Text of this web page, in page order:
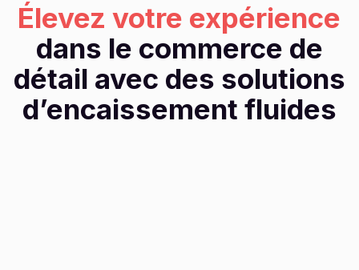
Élevez votre expérience
dans le commerce de
détail avec des solutions
d’encaissement fluides